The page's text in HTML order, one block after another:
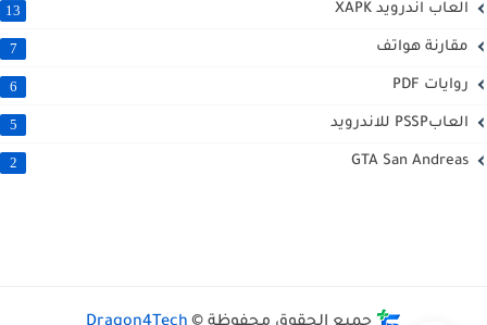
العاب اندرويد XAPK 13
مقارنة هواتف 7
روايات PDF 6
العابPSSP للاندرويد 5
GTA San Andreas
2